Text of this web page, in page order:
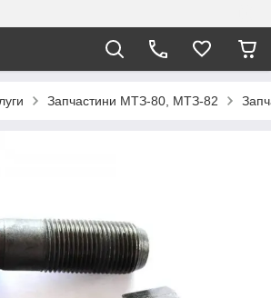
Запчастини МТЗ-80, МТЗ-82